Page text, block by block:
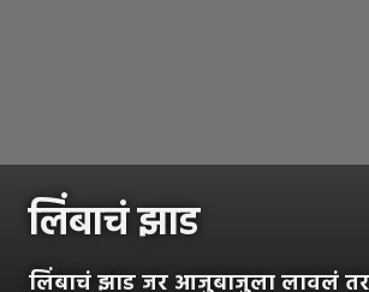
लिंबाचं झाड
लिंबाचं झाड जर आजुबाजुला लावलं